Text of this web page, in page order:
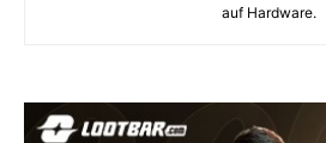
auf Hardware.